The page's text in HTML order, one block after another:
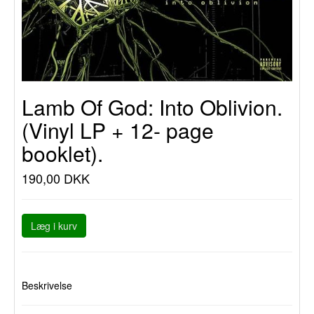
Lamb Of God: Into Oblivion.
(Vinyl LP + 12- page
booklet).
190,00 DKK
Læg i kurv
Beskrivelse